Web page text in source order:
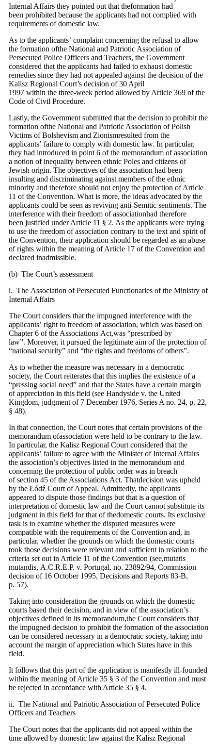
Internal Affairs they pointed out that theformation had
been prohibited because the applicants had not complied with
requirements of domestic law.
As to the applicants’ complaint concerning the refusal to allow
the formation ofthe National and Patriotic Association of
Persecuted Police Officers and Teachers, the Government
considered that the applicants had failed to exhaust domestic
remedies since they had not appealed against the decision of the
Kalisz Regional Court’s decision of 30 April
1997 within the three-week period allowed by Article 369 of the
Code of Civil Procedure.
Lastly, the Government submitted that the decision to prohibit the
formation ofthe National and Patriotic Association of Polish
Victims of Bolshevism and Zionismresulted from the
applicants’ failure to comply with domestic law. In particular,
they had introduced in point 6 of the memorandum of association
a notion of inequality between ethnic Poles and citizens of
Jewish origin. The objectives of the association had been
insulting and discriminating against members of the ethnic
minority and therefore should not enjoy the protection of Article
11 of the Convention. What is more, the ideas advocated by the
applicants could be seen as reviving anti-Semitic sentiments. The
interference with their freedom of associationhad therefore
been justified under Article 11 § 2. As the applicants were trying
to use the freedom of association contrary to the text and spirit of
the Convention, their application should be regarded as an abuse
of rights within the meaning of Article 17 of the Convention and
declared inadmissible.
(b) The Court’s assessment
i. The Association of Persecuted Functionaries of the Ministry of
Internal Affairs
The Court considers that the impugned interference with the
applicants’ right to freedom of association, which was based on
Chapter 6 of the Associations Act,was “prescribed by
law”. Moreover, it pursued the legitimate aim of the protection of
“national security” and “the rights and freedoms of others”.
As to whether the measure was necessary in a democratic
society, the Court reiterates that this implies the existence of a
“pressing social need” and that the States have a certain margin
of appreciation in this field (see Handyside v. the United
Kingdom, judgment of 7 December 1976, Series A no. 24, p. 22,
§ 48).
In that connection, the Court notes that certain provisions of the
memorandum ofassociation were held to be contrary to the law.
In particular, the Kalisz Regional Court considered that the
applicants’ failure to agree with the Minister of Internal Affairs
the association’s objectives listed in the memorandum and
concerning the protection of public order was in breach
of section 45 of the Associations Act. Thatdecision was upheld
by the Łódź Court of Appeal. Admittedly, the applicants
appeared to dispute those findings but that is a question of
interpretation of domestic law and the Court cannot substitute its
judgment in this field for that of thedomestic courts. Its exclusive
task is to examine whether the disputed measures were
compatible with the requirements of the Convention and, in
particular, whether the grounds on which the domestic courts
took those decisions were relevant and sufficient in relation to the
criteria set out in Article 11 of the Convention (see,mutatis
mutandis, A.C.R.E.P. v. Portugal, no. 23892/94, Commission
decision of 16 October 1995, Decisions and Reports 83-B,
p. 57).
Taking into consideration the grounds on which the domestic
courts based their decision, and in view of the association’s
objectives defined in its memorandum,the Court considers that
the impugned decision to prohibit the formation of the association
can be considered necessary in a democratic society, taking into
account the margin of appreciation which States have in this
field.
It follows that this part of the application is manifestly ill-founded
within the meaning of Article 35 § 3 of the Convention and must
be rejected in accordance with Article 35 § 4.
ii. The National and Patriotic Association of Persecuted Police
Officers and Teachers
The Court notes that the applicants did not appeal within the
time allowed by domestic law against the Kalisz Regional